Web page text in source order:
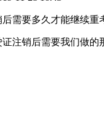
需要多久才能继续重
注销后需要我们做的